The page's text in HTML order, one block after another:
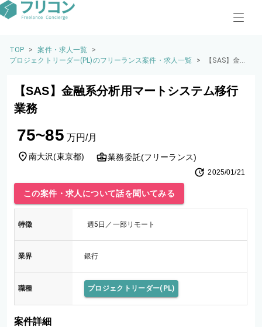
TOP > 案件・求人一覧
>
プロジェクトリーダー(PL)のフリーランス案件・求人一覧
>
【SAS】金融
行業務
【SAS】金融系分析用マートシステム移行
業務
75~85 万円/月
南大沢(東京都) 業務委託(フリーランス)
2025/01/21
この案件・求人について話を聞いてみる
特徴 週5日／一部リモート
業界 銀行
職種 プロジェクトリーダー(PL)
案件詳細